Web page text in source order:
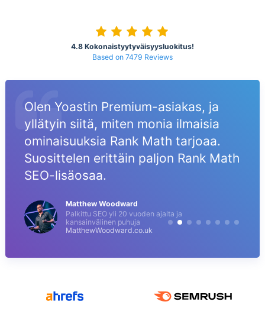
4.8 Kokonaistyytyväisyysluokitus!
Based on 7479 Reviews
Olen Yoastin Premium-asiakas, ja
yllätyin siitä, miten monia ilmaisia
ominaisuuksia Rank Math tarjoaa.
Suosittelen erittäin paljon Rank Math
SEO-lisäosaa.
Matthew Woodward
Palkittu SEO yli 20 vuoden ajalta ja
kansainvälinen puhuja
MatthewWoodward.co.uk